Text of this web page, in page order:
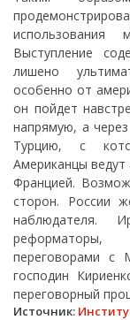
Выступление
лишено
особенно от
он пойдет
напрямую, а
Турцию, с
Американцы
Францией.
сторон. России
наблюдателя.
реформаторы,
переговорами с
господин
переговорный
Источник: